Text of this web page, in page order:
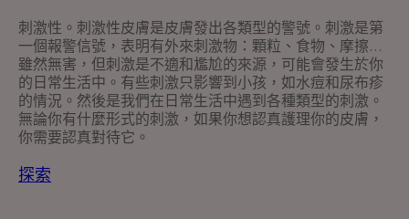
刺激性。刺激性皮膚是皮膚發出各類型的警號。刺激是第
一個報警信號，表明有外來刺激物：顆粒、食物、摩擦...
雖然無害，但刺激是不適和尷尬的來源，可能會發生於你
的日常生活中。有些刺激只影響到小孩，如水痘和尿布疹
的情況。然後是我們在日常生活中遇到各種類型的刺激。
無論你有什麼形式的刺激，如果你想認真護理你的皮膚，
你需要認真對待它。
探索